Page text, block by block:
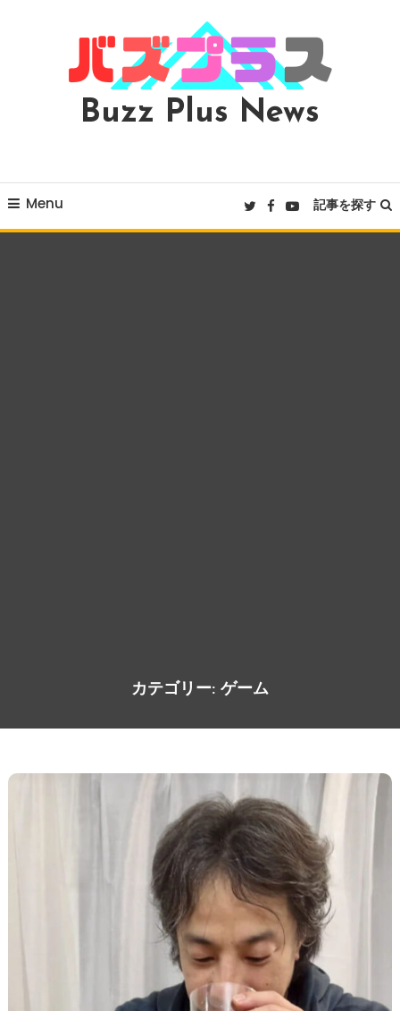
Buzz Plus News
Menu 記事を探す
カテゴリー: ゲーム